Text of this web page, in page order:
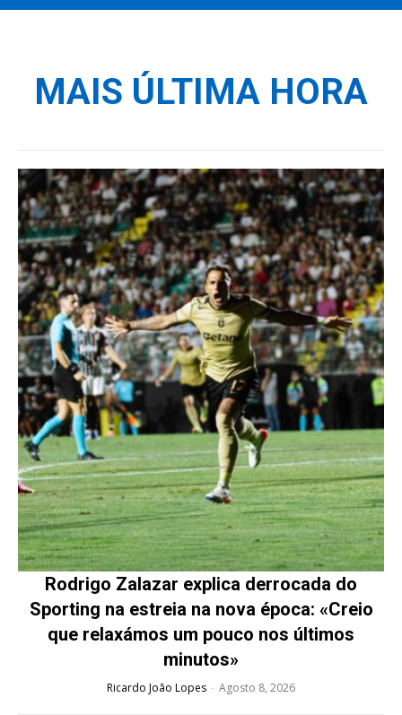
MAIS ÚLTIMA HORA
Rodrigo Zalazar explica derrocada do
Sporting na estreia na nova época: «Creio
que relaxámos um pouco nos últimos
minutos»
Ricardo João Lopes - Agosto 8, 2026